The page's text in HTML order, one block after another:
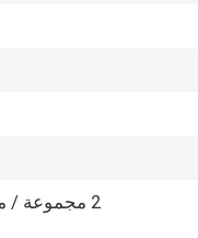
2 مجموعة / مجموعات شهريا